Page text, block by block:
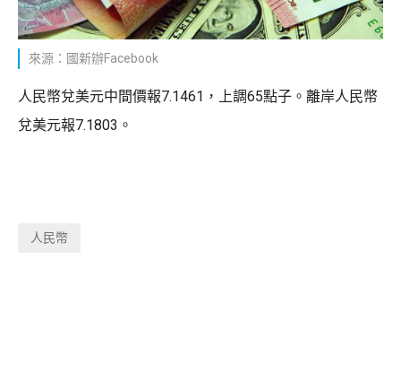
來源：國新辦Facebook
人民幣兌美元中間價報7.1461，上調65點子。離岸人民幣
兌美元報7.1803。
人民幣